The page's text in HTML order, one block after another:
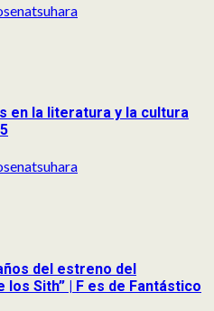
en la literatura y la cultura
del estreno del
los Sith” | F es de Fantástico